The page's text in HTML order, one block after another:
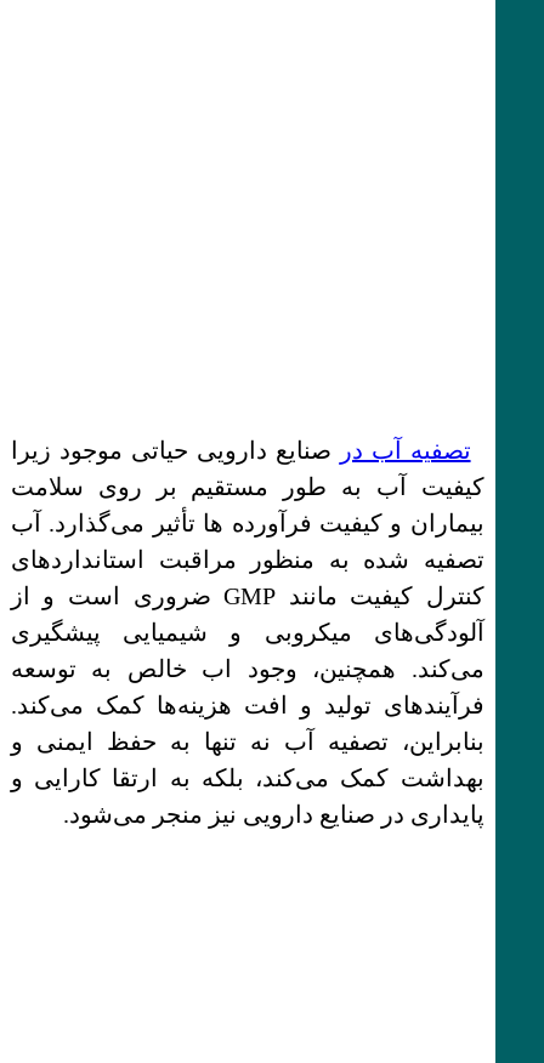
تصفیه آب در
صنایع دارویی حیاتی موجود زیرا
کیفیت آب به طور مستقیم بر روی سلامت
بیماران و کیفیت فرآورده ها تأثیر می‌گذارد. آب
تصفیه شده به منظور مراقبت استانداردهای
کنترل کیفیت مانند GMP ضروری است و از
آلودگی‌های میکروبی و شیمیایی پیشگیری
می‌کند. همچنین، وجود اب خالص به توسعه
فرآیندهای تولید و افت هزینه‌ها کمک می‌کند.
بنابراین، تصفیه آب نه تنها به حفظ ایمنی و
بهداشت کمک می‌کند، بلکه به ارتقا کارایی و
پایداری در صنایع دارویی نیز منجر می‌شود.